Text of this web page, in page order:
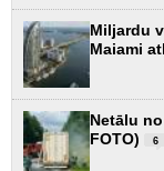
Miljardu
Maiami
Netālu
FOTO)
6